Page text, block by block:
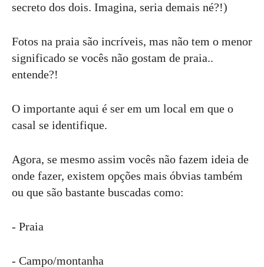
secreto dos dois. Imagina, seria demais né?!)
Fotos na praia são incríveis, mas não tem o menor
significado se vocês não gostam de praia..
entende?!
O importante aqui é ser em um local em que o
casal se identifique.
Agora, se mesmo assim vocês não fazem ideia de
onde fazer, existem opções mais óbvias também
ou que são bastante buscadas como:
- Praia
- Campo/montanha